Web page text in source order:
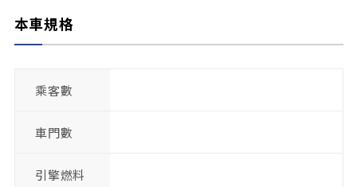
本車規格
乘客數
車門數
引擎燃料